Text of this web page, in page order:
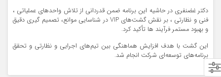
دکتر غضنفری در حاشیه این برنامه ضمن قدردانی از تلاش واحدهای عملیاتی ،
فنی و نظارتی ، بر نقش گشت‌های VIP در شناسایی موانع، تصمیم‌ گیری دقیق
و بهبود مستمر فرآیند ها تأکید کرد.
این گشت با هدف افزایش هماهنگی بین تیم‌های اجرایی و نظارتی و تحقق
برنامه‌های توسعه‌ای شرکت انجام شد.